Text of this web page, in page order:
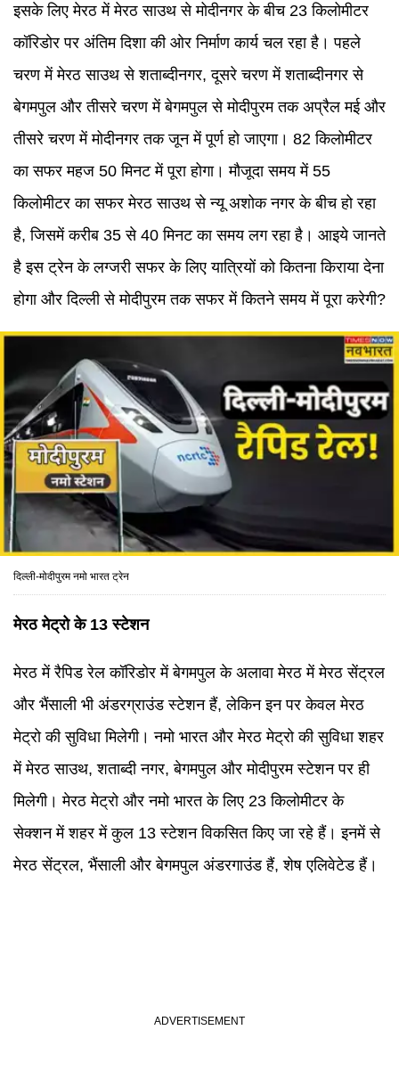
इसके लिए मेरठ में मेरठ साउथ से मोदीनगर के बीच 23 किलोमीटर
कॉरिडोर पर अंतिम दिशा की ओर निर्माण कार्य चल रहा है। पहले
चरण में मेरठ साउथ से शताब्दीनगर, दूसरे चरण में शताब्दीनगर से
बेगमपुल और तीसरे चरण में बेगमपुल से मोदीपुरम तक अप्रैल मई और
तीसरे चरण में मोदीनगर तक जून में पूर्ण हो जाएगा। 82 किलोमीटर
का सफर महज 50 मिनट में पूरा होगा। मौजूदा समय में 55
किलोमीटर का सफर मेरठ साउथ से न्यू अशोक नगर के बीच हो रहा
है, जिसमें करीब 35 से 40 मिनट का समय लग रहा है। आइये जानते
है इस ट्रेन के लग्जरी सफर के लिए यात्रियों को कितना किराया देना
होगा और दिल्ली से मोदीपुरम तक सफर में कितने समय में पूरा करेगी?
दिल्ली-मोदीपुरम नमो भारत ट्रेन
मेरठ मेट्रो के 13 स्टेशन
मेरठ में रैपिड रेल कॉरिडोर में बेगमपुल के अलावा मेरठ में मेरठ सेंट्रल
और भैंसाली भी अंडरग्राउंड स्टेशन हैं, लेकिन इन पर केवल मेरठ
मेट्रो की सुविधा मिलेगी। नमो भारत और मेरठ मेट्रो की सुविधा शहर
में मेरठ साउथ, शताब्दी नगर, बेगमपुल और मोदीपुरम स्टेशन पर ही
मिलेगी। मेरठ मेट्रो और नमो भारत के लिए 23 किलोमीटर के
सेक्शन में शहर में कुल 13 स्टेशन विकसित किए जा रहे हैं। इनमें से
मेरठ सेंट्रल, भैंसाली और बेगमपुल अंडरगाउंड हैं, शेष एलिवेटेड हैं।